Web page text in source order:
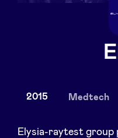
À
Actualités
2015 Medtech
Elysia-raytest group